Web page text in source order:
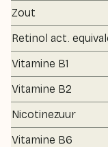
Zout
Retinol act.
Vitamine B1
Vitamine B2
Nicotinezuur
Vitamine B6